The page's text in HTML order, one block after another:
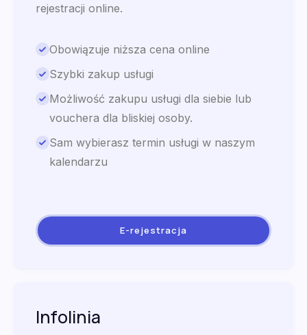
rejestracji online.
Obowiązuje niższa cena online
Szybki zakup usługi
Możliwość zakupu usługi dla siebie lub
vouchera dla bliskiej osoby.
Sam wybierasz termin usługi w naszym
kalendarzu
E-rejestracja
Infolinia